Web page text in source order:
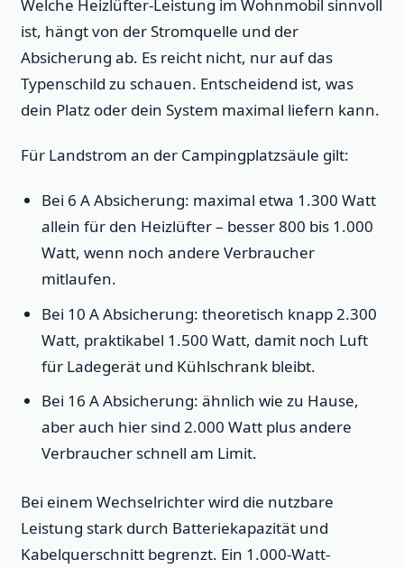
Welche Heizlüfter-Leistung im Wohnmobil sinnvoll
ist, hängt von der Stromquelle und der
Absicherung ab. Es reicht nicht, nur auf das
Typenschild zu schauen. Entscheidend ist, was
dein Platz oder dein System maximal liefern kann.
Für Landstrom an der Campingplatzsäule gilt:
Bei 6 A Absicherung: maximal etwa 1.300 Watt
allein für den Heizlüfter – besser 800 bis 1.000
Watt, wenn noch andere Verbraucher
mitlaufen.
Bei 10 A Absicherung: theoretisch knapp 2.300
Watt, praktikabel 1.500 Watt, damit noch Luft
für Ladegerät und Kühlschrank bleibt.
Bei 16 A Absicherung: ähnlich wie zu Hause,
aber auch hier sind 2.000 Watt plus andere
Verbraucher schnell am Limit.
Bei einem Wechselrichter wird die nutzbare
Leistung stark durch Batteriekapazität und
Kabelquerschnitt begrenzt. Ein 1.000-Watt-